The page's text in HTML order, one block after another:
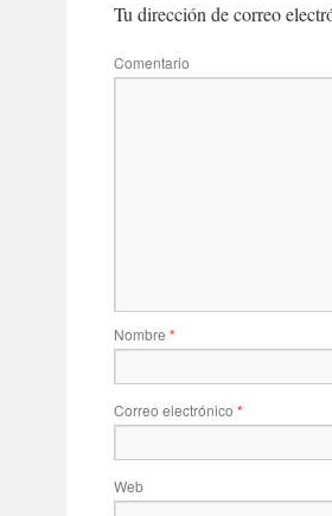
Tu dirección de correo
Comentario
Nombre *
Correo electrónico *
Web